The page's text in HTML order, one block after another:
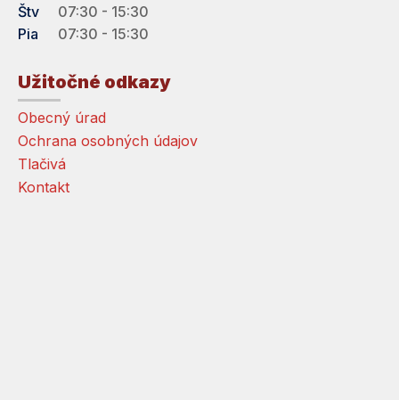
Štv
07:30 - 15:30
Pia
07:30 - 15:30
Užitočné odkazy
Obecný úrad
Ochrana osobných údajov
Tlačivá
Kontakt